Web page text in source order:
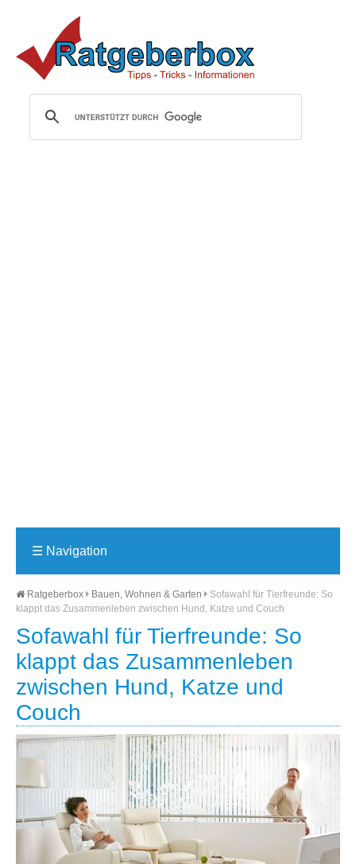
☰ Navigation
Ratgeberbox Bauen, Wohnen & Garten
Sofawahl für Tierfreunde: So
klappt das Zusammenleben zwischen Hund, Katze und Couch
Sofawahl für Tierfreunde: So
klappt das Zusammenleben
zwischen Hund, Katze und
Couch